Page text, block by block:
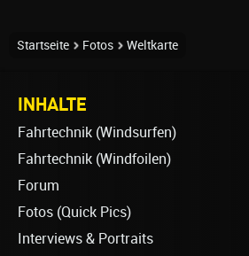
Startseite Fotos Weltkarte
INHALTE
Fahrtechnik (Windsurfen)
Fahrtechnik (Windfoilen)
Forum
Fotos (Quick Pics)
Interviews & Portraits